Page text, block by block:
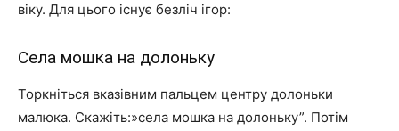
віку. Для цього існує безліч ігор:
Села мошка на долоньку
Торкніться вказівним пальцем центру долоньки
малюка. Скажіть:»села мошка на долоньку”. Потім